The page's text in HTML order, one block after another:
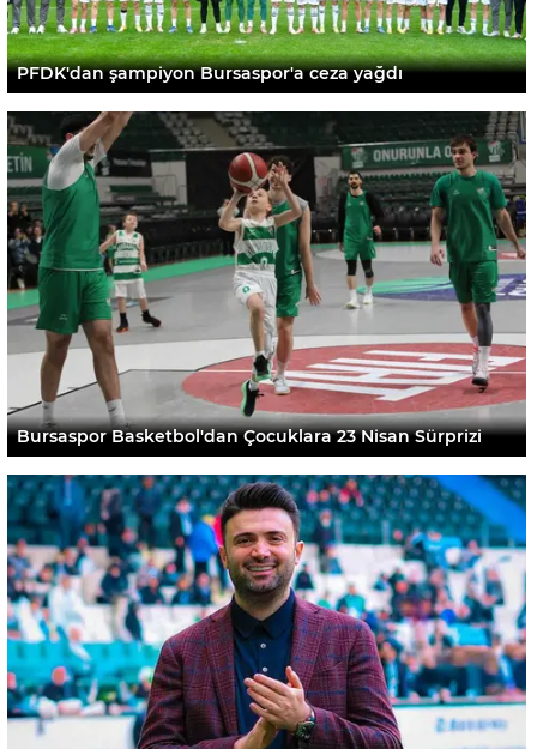
PFDK'dan şampiyon Bursaspor'a ceza yağdı
Bursaspor Basketbol'dan Çocuklara 23 Nisan Sürprizi